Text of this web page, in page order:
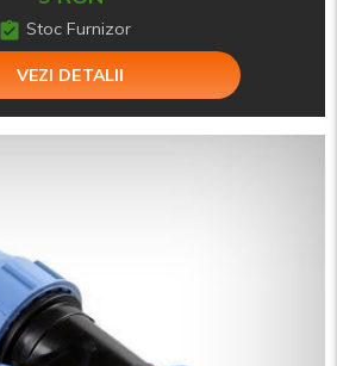
Stoc Furnizor
VEZI DETALII